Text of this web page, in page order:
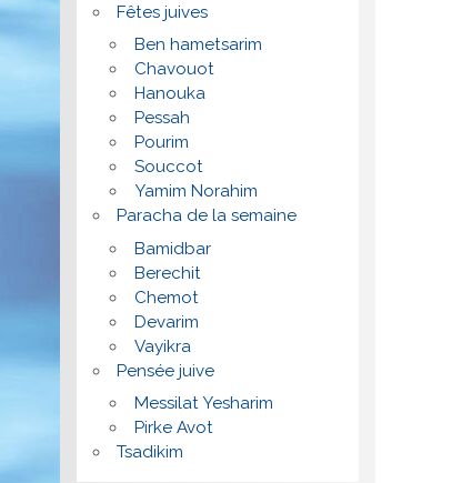
Fêtes juives
Ben hametsarim
Chavouot
Hanouka
Pessah
Pourim
Souccot
Yamim Norahim
Paracha de la semaine
Bamidbar
Berechit
Chemot
Devarim
Vayikra
Pensée juive
Messilat Yesharim
Pirke Avot
Tsadikim